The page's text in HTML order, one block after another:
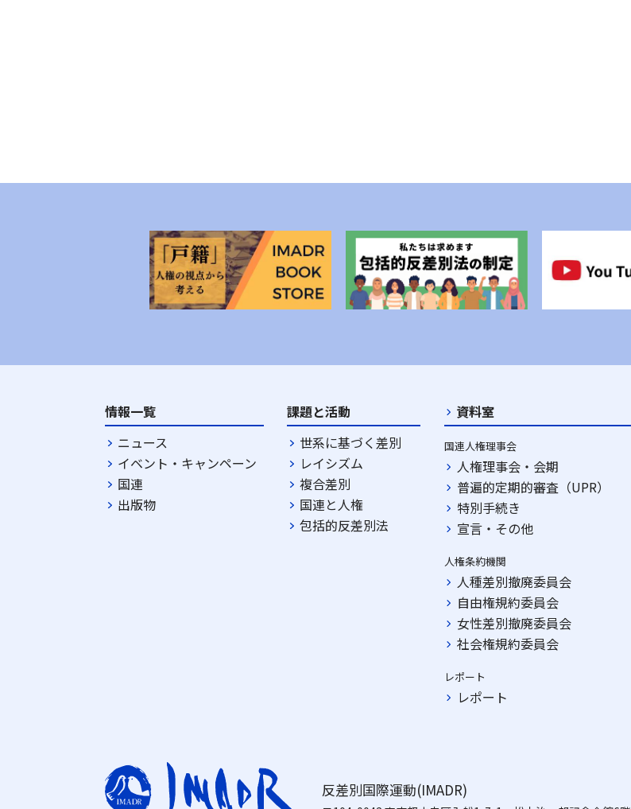
情報一覧
ニュース
イベント・キャンペーン
国連
出版物
課題と活動
世系に基づく差別
レイシズム
複合差別
国連と人権
包括的反差別法
資料室
国連人権理事会
人権理事会・会期
普遍的定期的審査（UPR）
特別手続き
宣言・その他
人権条約機関
人種差別撤廃委員会
自由権規約委員会
女性差別撤廃委員会
社会権規約委員会
レポート
レポート
反差別国際運動(IMADR)